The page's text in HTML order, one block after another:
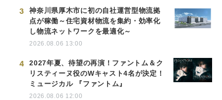
3
神奈川県厚木市に初の自社運営型物流拠
点が稼働～住宅資材物流を集約・効率化
し物流ネットワークを最適化～
2026.08.06 13:00
4
2027年夏、待望の再演！ファントム＆ク
リスティーヌ役のWキャスト4名が決定！
ミュージカル 『ファントム』
2026.08.06 12:00